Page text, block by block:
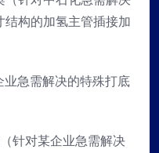
构的加氢主管插接加
急需解决的特殊打底
针对某企业急需解决